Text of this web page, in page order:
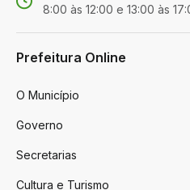
8:00 às 12:00 e 13:00 às
Prefeitura Online
O Município
Governo
Secretarias
Cultura e Turismo